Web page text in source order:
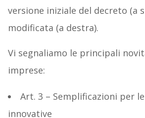
versione iniziale del decreto (a
modificata (a destra).
Vi segnaliamo le principali
imprese:
Art. 3 – Semplificazioni per
innovative